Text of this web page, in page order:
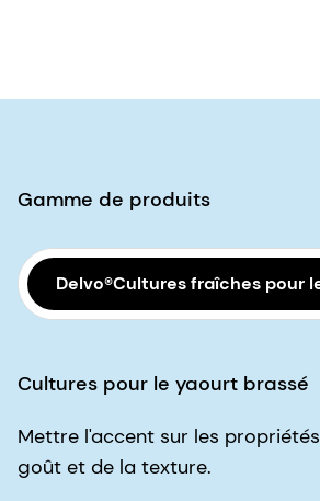
Gamme de produits
Delvo®Cultures fraîches pour
Cultures pour le yaourt brassé
Mettre l'accent sur les
goût et de la texture.